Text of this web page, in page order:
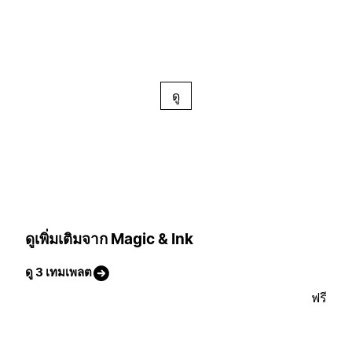
ดู
ดูเพิ่มเติมจาก Magic & Ink
ดู 3 เทมเพลต
ฟรี